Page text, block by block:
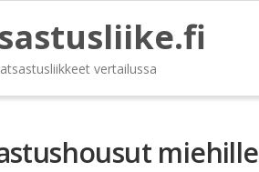
vertailussa
miehille